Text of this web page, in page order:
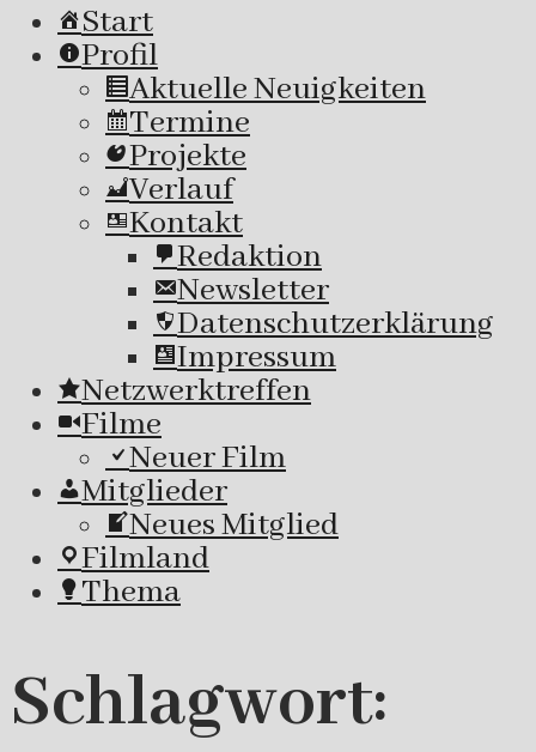
Start
Profil
Aktuelle Neuigkeiten
Termine
Projekte
Verlauf
Kontakt
Redaktion
Newsletter
Datenschutzerklärung
Impressum
Netzwerktreffen
Filme
Neuer Film
Mitglieder
Neues Mitglied
Filmland
Thema
Schlagwort: